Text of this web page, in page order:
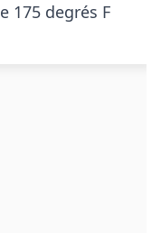
175 degrés F